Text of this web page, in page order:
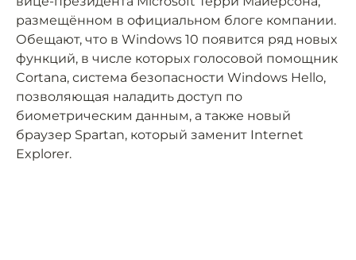
размещённом в официальном блоге компании.
Обещают, что в Windows 10 появится ряд новых
функций, в числе которых голосовой помощник
Cortana, система безопасности Windows Hello,
позволяющая наладить доступ по
биометрическим данным, а также новый
браузер Spartan, который заменит Internet
Explorer.